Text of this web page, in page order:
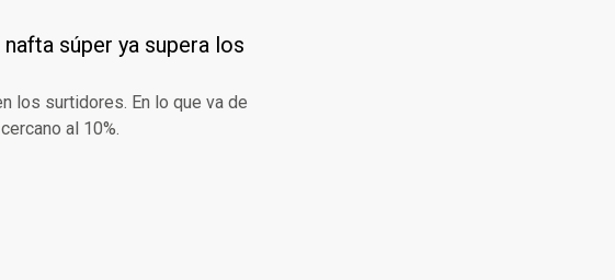
súper ya supera los
los surtidores. En lo que va de
al 10%.